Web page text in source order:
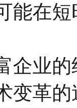
能在
业的
变革